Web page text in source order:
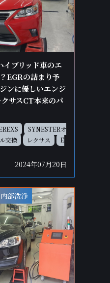
ブリッド車のエ
EGRの詰まり予
ンに優しいエンジ
サスCT本来のパ
SYNESTERオ
交換 レクサス
E
2024年07月20日
部洗浄